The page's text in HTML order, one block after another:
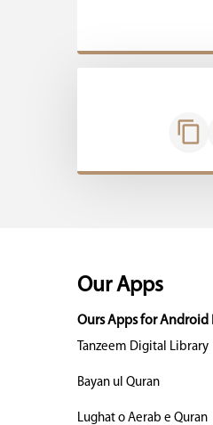
Our Apps
Ours Apps for Android
Tanzeem Digital Library
Bayan ul Quran
Lughat o Aerab e Quran